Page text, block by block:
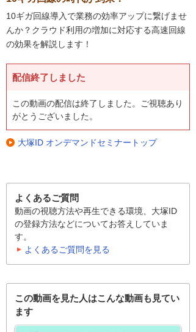
10ギガ回線導入で業務の効率アップに繋げませ
んか？クラウド利用の増加に対応する高速回線
の効果を解説します！
配信終了しました
この動画の配信は終了しました。ご視聴あり
がとうございました。
大塚ID オンデマンドセミナートップ
よくあるご質問
動画の視聴方法や再生できる環境、大塚ID
の登録方法などについてお答えしていま
す。
よくあるご質問を見る
この動画を見た人はこんな動画も見てい
ます